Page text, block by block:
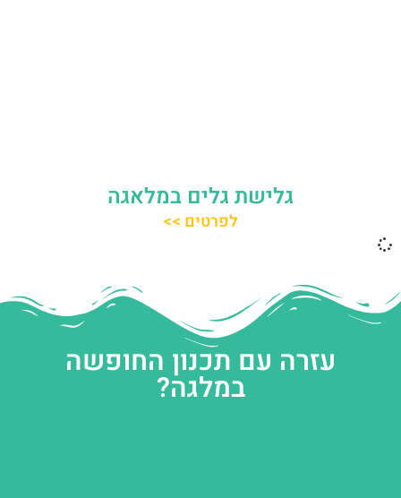
גלישת גלים במלאגה
לפרטים >>
עזרה עם תכנון החופשה
במלגה?